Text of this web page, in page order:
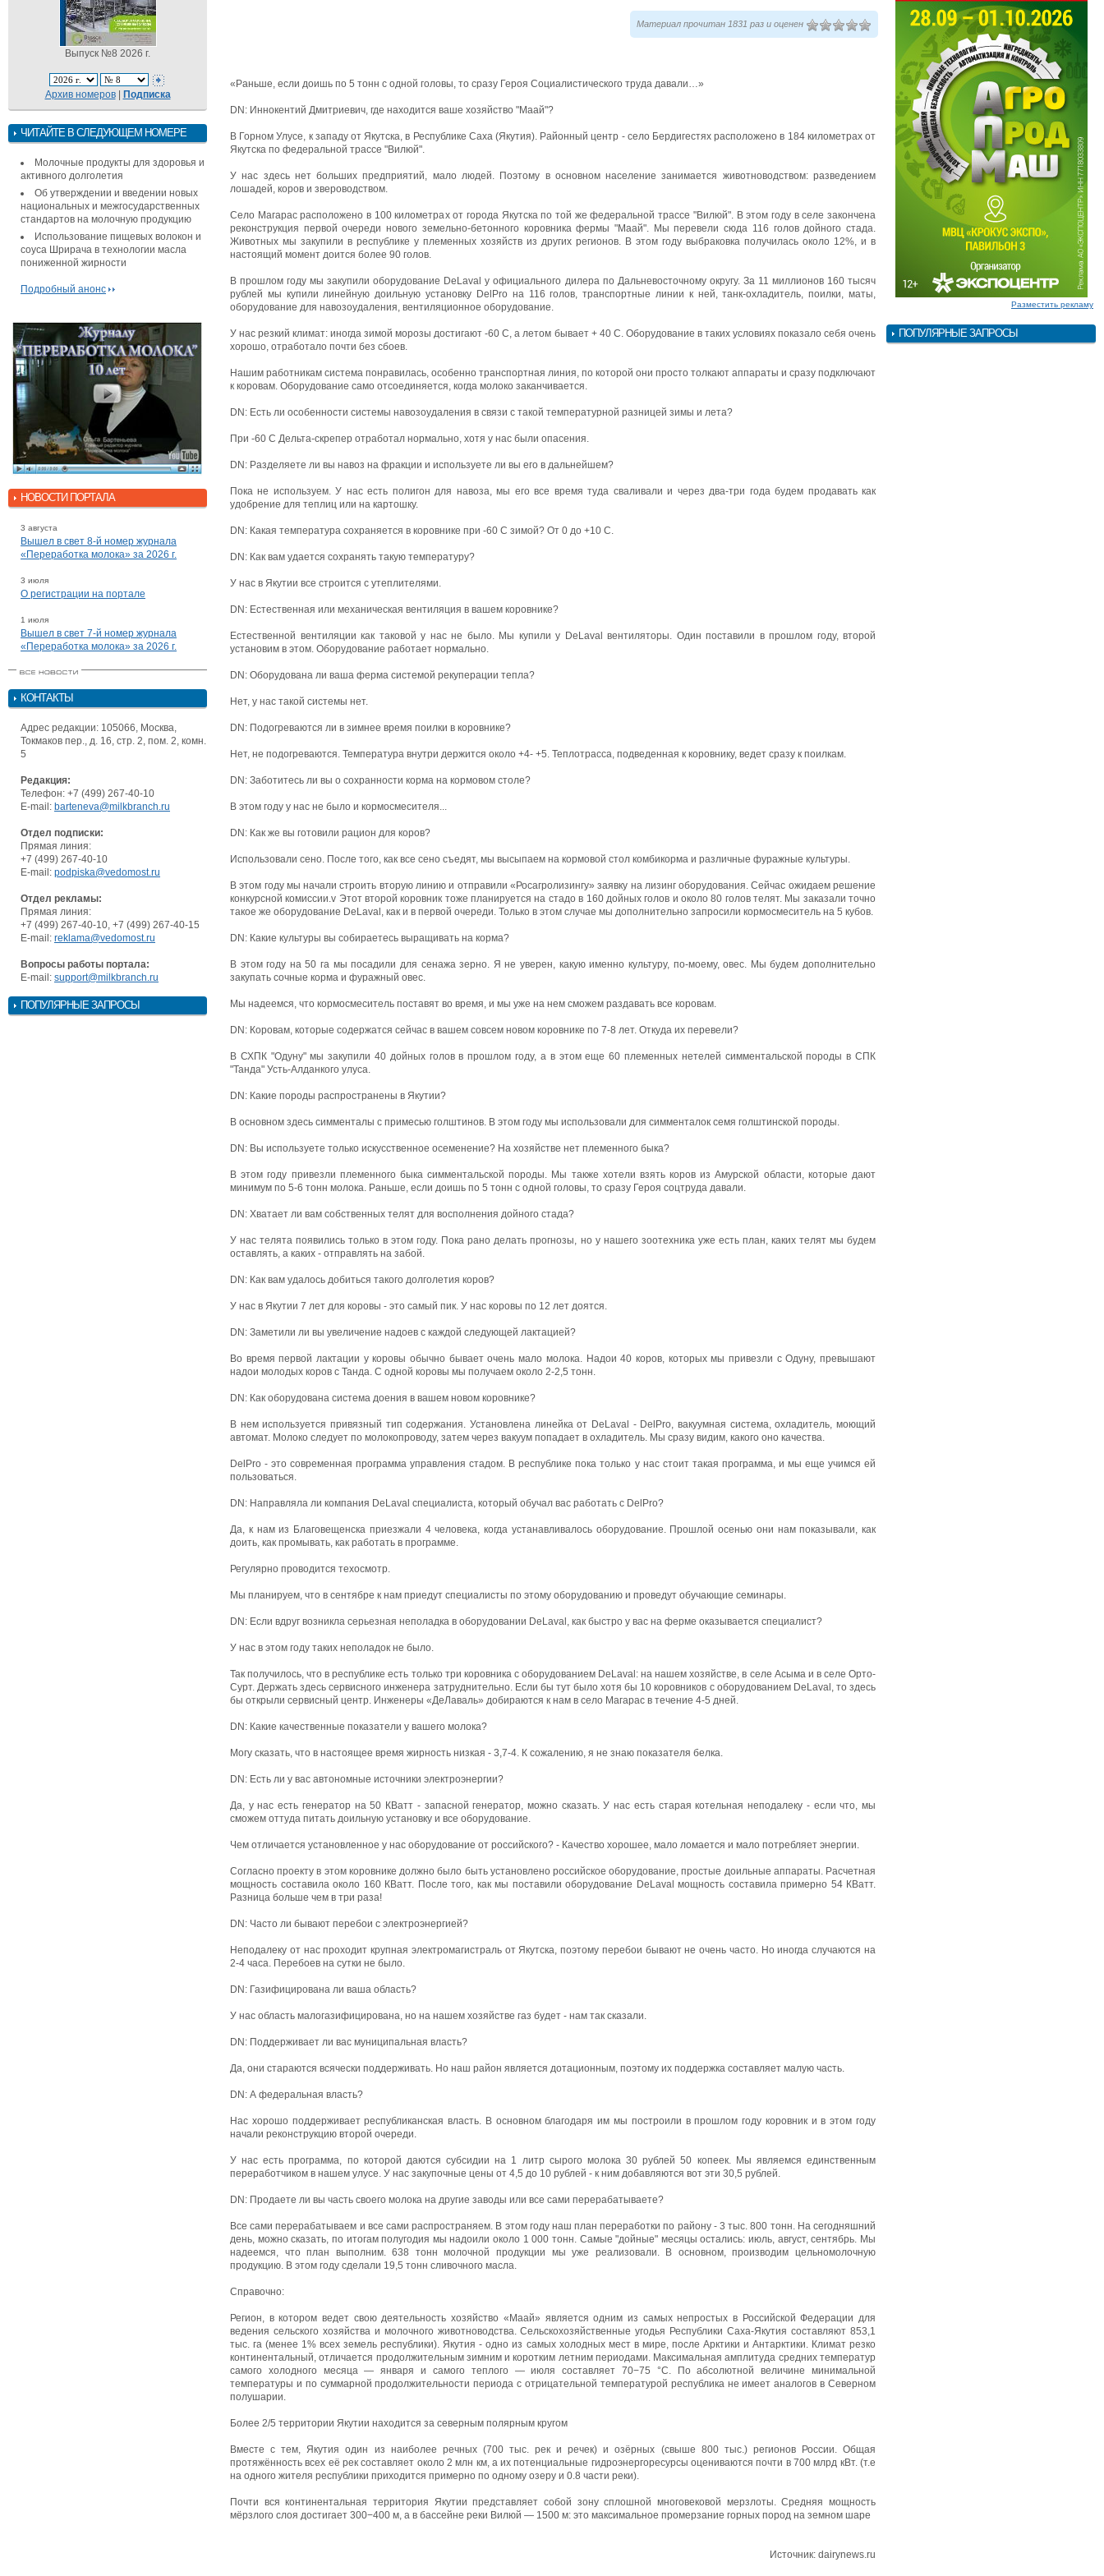
Выпуск №8 2026 г.
Архив номеров| Подписка
ЧИТАЙТЕ В СЛЕДУЮЩЕМ НОМЕРЕ
Молочные продукты для здоровья и
активного долголетия
Об утверждении и введении новых
национальных и межгосударственных
стандартов на молочную продукцию
Использование пищевых волокон и
соуса Шрирача в технологии масла
пониженной жирности
Подробный анонс
НОВОСТИ ПОРТАЛА
3 августа
Вышел в свет 8-й номер журнала
«Переработка молока» за 2026 г.
3 июля
О регистрации на портале
1 июля
Вышел в свет 7-й номер журнала
«Переработка молока» за 2026 г.
КОНТАКТЫ
Адрес редакции: 105066, Москва,
Токмаков пер., д. 16, стр. 2, пом. 2, комн.
5
Редакция:
Телефон: +7 (499) 267-40-10
E-mail: barteneva@milkbranch.ru
Отдел подписки:
Прямая линия:
+7 (499) 267-40-10
E-mail: podpiska@vedomost.ru
Отдел рекламы:
Прямая линия:
+7 (499) 267-40-10, +7 (499) 267-40-15
E-mail: reklama@vedomost.ru
Вопросы работы портала:
E-mail: support@milkbranch.ru
ПОПУЛЯРНЫЕ ЗАПРОСЫ
Материал прочитан 1831 раз и оценен
«Раньше, если доишь по 5 тонн с одной головы, то сразу Героя Социалистического труда давали…»
DN: Иннокентий Дмитриевич, где находится ваше хозяйство "Маай"?
В Горном Улусе, к западу от Якутска, в Республике Саха (Якутия). Районный центр - село Бердигестях расположено в 184 километрах от
Якутска по федеральной трассе "Вилюй".
У нас здесь нет больших предприятий, мало людей. Поэтому в основном население занимается животноводством: разведением
лошадей, коров и звероводством.
Село Магарас расположено в 100 километрах от города Якутска по той же федеральной трассе "Вилюй". В этом году в селе закончена
реконструкция первой очереди нового земельно-бетонного коровника фермы "Маай". Мы перевели сюда 116 голов дойного стада.
Животных мы закупили в республике у племенных хозяйств из других регионов. В этом году выбраковка получилась около 12%, и в
настоящий момент доится более 90 голов.
В прошлом году мы закупили оборудование DeLaval у официального дилера по Дальневосточному округу. За 11 миллионов 160 тысяч
рублей мы купили линейную доильную установку DelPro на 116 голов, транспортные линии к ней, танк-охладитель, поилки, маты,
оборудование для навозоудаления, вентиляционное оборудование.
У нас резкий климат: иногда зимой морозы достигают -60 C, а летом бывает + 40 С. Оборудование в таких условиях показало себя очень
хорошо, отработало почти без сбоев.
Нашим работникам система понравилась, особенно транспортная линия, по которой они просто толкают аппараты и сразу подключают
к коровам. Оборудование само отсоединяется, когда молоко заканчивается.
DN: Есть ли особенности системы навозоудаления в связи с такой температурной разницей зимы и лета?
При -60 С Дельта-скрепер отработал нормально, хотя у нас были опасения.
DN: Разделяете ли вы навоз на фракции и используете ли вы его в дальнейшем?
Пока не используем. У нас есть полигон для навоза, мы его все время туда сваливали и через два-три года будем продавать как
удобрение для теплиц или на картошку.
DN: Какая температура сохраняется в коровнике при -60 С зимой? От 0 до +10 С.
DN: Как вам удается сохранять такую температуру?
У нас в Якутии все строится с утеплителями.
DN: Естественная или механическая вентиляция в вашем коровнике?
Естественной вентиляции как таковой у нас не было. Мы купили у DeLaval вентиляторы. Один поставили в прошлом году, второй
установим в этом. Оборудование работает нормально.
DN: Оборудована ли ваша ферма системой рекуперации тепла?
Нет, у нас такой системы нет.
DN: Подогреваются ли в зимнее время поилки в коровнике?
Нет, не подогреваются. Температура внутри держится около +4- +5. Теплотрасса, подведенная к коровнику, ведет сразу к поилкам.
DN: Заботитесь ли вы о сохранности корма на кормовом столе?
В этом году у нас не было и кормосмесителя...
DN: Как же вы готовили рацион для коров?
Использовали сено. После того, как все сено съедят, мы высыпаем на кормовой стол комбикорма и различные фуражные культуры.
В этом году мы начали строить вторую линию и отправили «Росагролизингу» заявку на лизинг оборудования. Сейчас ожидаем решение
конкурсной комиссии.v Этот второй коровник тоже планируется на стадо в 160 дойных голов и около 80 голов телят. Мы заказали точно
такое же оборудование DeLaval, как и в первой очереди. Только в этом случае мы дополнительно запросили кормосмеситель на 5 кубов.
DN: Какие культуры вы собираетесь выращивать на корма?
В этом году на 50 га мы посадили для сенажа зерно. Я не уверен, какую именно культуру, по-моему, овес. Мы будем дополнительно
закупать сочные корма и фуражный овес.
Мы надеемся, что кормосмеситель поставят во время, и мы уже на нем сможем раздавать все коровам.
DN: Коровам, которые содержатся сейчас в вашем совсем новом коровнике по 7-8 лет. Откуда их перевели?
В СХПК "Одуну" мы закупили 40 дойных голов в прошлом году, а в этом еще 60 племенных нетелей симментальской породы в СПК
"Танда" Усть-Алданкого улуса.
DN: Какие породы распространены в Якутии?
В основном здесь симменталы с примесью голштинов. В этом году мы использовали для симменталок семя голштинской породы.
DN: Вы используете только искусственное осеменение? На хозяйстве нет племенного быка?
В этом году привезли племенного быка симментальской породы. Мы также хотели взять коров из Амурской области, которые дают
минимум по 5-6 тонн молока. Раньше, если доишь по 5 тонн с одной головы, то сразу Героя соцтруда давали.
DN: Хватает ли вам собственных телят для восполнения дойного стада?
У нас телята появились только в этом году. Пока рано делать прогнозы, но у нашего зоотехника уже есть план, каких телят мы будем
оставлять, а каких - отправлять на забой.
DN: Как вам удалось добиться такого долголетия коров?
У нас в Якутии 7 лет для коровы - это самый пик. У нас коровы по 12 лет доятся.
DN: Заметили ли вы увеличение надоев с каждой следующей лактацией?
Во время первой лактации у коровы обычно бывает очень мало молока. Надои 40 коров, которых мы привезли с Одуну, превышают
надои молодых коров с Танда. С одной коровы мы получаем около 2-2,5 тонн.
DN: Как оборудована система доения в вашем новом коровнике?
В нем используется привязный тип содержания. Установлена линейка от DeLaval - DelPro, вакуумная система, охладитель, моющий
автомат. Молоко следует по молокопроводу, затем через вакуум попадает в охладитель. Мы сразу видим, какого оно качества.
DelPro - это современная программа управления стадом. В республике пока только у нас стоит такая программа, и мы еще учимся ей
пользоваться.
DN: Направляла ли компания DeLaval специалиста, который обучал вас работать с DelPro?
Да, к нам из Благовещенска приезжали 4 человека, когда устанавливалось оборудование. Прошлой осенью они нам показывали, как
доить, как промывать, как работать в программе.
Регулярно проводится техосмотр.
Мы планируем, что в сентябре к нам приедут специалисты по этому оборудованию и проведут обучающие семинары.
DN: Если вдруг возникла серьезная неполадка в оборудовании DeLaval, как быстро у вас на ферме оказывается специалист?
У нас в этом году таких неполадок не было.
Так получилось, что в республике есть только три коровника с оборудованием DeLaval: на нашем хозяйстве, в селе Асыма и в селе Орто-
Сурт. Держать здесь сервисного инженера затруднительно. Если бы тут было хотя бы 10 коровников с оборудованием DeLaval, то здесь
бы открыли сервисный центр. Инженеры «ДеЛаваль» добираются к нам в село Магарас в течение 4-5 дней.
DN: Какие качественные показатели у вашего молока?
Могу сказать, что в настоящее время жирность низкая - 3,7-4. К сожалению, я не знаю показателя белка.
DN: Есть ли у вас автономные источники электроэнергии?
Да, у нас есть генератор на 50 КВатт - запасной генератор, можно сказать. У нас есть старая котельная неподалеку - если что, мы
сможем оттуда питать доильную установку и все оборудование.
Чем отличается установленное у нас оборудование от российского? - Качество хорошее, мало ломается и мало потребляет энергии.
Согласно проекту в этом коровнике должно было быть установлено российское оборудование, простые доильные аппараты. Расчетная
мощность составила около 160 КВатт. После того, как мы поставили оборудование DeLaval мощность составила примерно 54 КВатт.
Разница больше чем в три раза!
DN: Часто ли бывают перебои с электроэнергией?
Неподалеку от нас проходит крупная электромагистраль от Якутска, поэтому перебои бывают не очень часто. Но иногда случаются на
2-4 часа. Перебоев на сутки не было.
DN: Газифицирована ли ваша область?
У нас область малогазифицирована, но на нашем хозяйстве газ будет - нам так сказали.
DN: Поддерживает ли вас муниципальная власть?
Да, они стараются всячески поддерживать. Но наш район является дотационным, поэтому их поддержка составляет малую часть.
DN: А федеральная власть?
Нас хорошо поддерживает республиканская власть. В основном благодаря им мы построили в прошлом году коровник и в этом году
начали реконструкцию второй очереди.
У нас есть программа, по которой даются субсидии на 1 литр сырого молока 30 рублей 50 копеек. Мы являемся единственным
переработчиком в нашем улусе. У нас закупочные цены от 4,5 до 10 рублей - к ним добавляются вот эти 30,5 рублей.
DN: Продаете ли вы часть своего молока на другие заводы или все сами перерабатываете?
Все сами перерабатываем и все сами распространяем. В этом году наш план переработки по району - 3 тыс. 800 тонн. На сегодняшний
день, можно сказать, по итогам полугодия мы надоили около 1 000 тонн. Самые "дойные" месяцы остались: июль, август, сентябрь. Мы
надеемся, что план выполним. 638 тонн молочной продукции мы уже реализовали. В основном, производим цельномолочную
продукцию. В этом году сделали 19,5 тонн сливочного масла.
Справочно:
Регион, в котором ведет свою деятельность хозяйство «Маай» является одним из самых непростых в Российской Федерации для
ведения сельского хозяйства и молочного животноводства. Сельскохозяйственные угодья Республики Саха-Якутия составляют 853,1
тыс. га (менее 1% всех земель республики). Якутия - одно из самых холодных мест в мире, после Арктики и Антарктики. Климат резко
континентальный, отличается продолжительным зимним и коротким летним периодами. Максимальная амплитуда средних температур
самого холодного месяца — января и самого теплого — июля составляет 70−75 °C. По абсолютной величине минимальной
температуры и по суммарной продолжительности периода с отрицательной температурой республика не имеет аналогов в Северном
полушарии.
Более 2/5 территории Якутии находится за северным полярным кругом
Вместе с тем, Якутия один из наиболее речных (700 тыс. рек и речек) и озёрных (свыше 800 тыс.) регионов России. Общая
протяжённость всех её рек составляет около 2 млн км, а их потенциальные гидроэнергоресурсы оцениваются почти в 700 млрд кВт. (т.е
на одного жителя республики приходится примерно по одному озеру и 0.8 части реки).
Почти вся континентальная территория Якутии представляет собой зону сплошной многовековой мерзлоты. Средняя мощность
мёрзлого слоя достигает 300−400 м, а в бассейне реки Вилюй — 1500 м: это максимальное промерзание горных пород на земном шаре
Источник: dairynews.ru
Разместить рекламу
ПОПУЛЯРНЫЕ ЗАПРОСЫ